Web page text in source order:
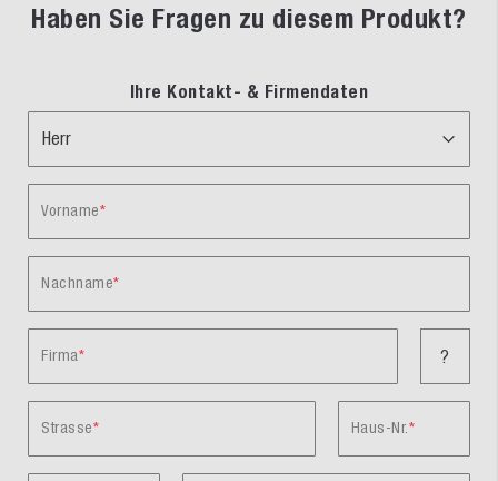
Haben Sie Fragen zu diesem Produkt?
Ihre Kontakt- & Firmendaten
Vorname
Nachname
Firma ?
Strasse Haus-Nr.